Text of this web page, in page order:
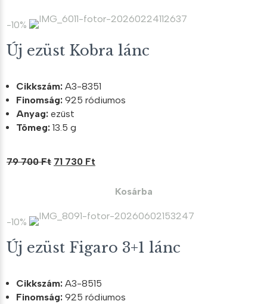
500 Ft.
950 Ft.
-10%
Új ezüst Kobra lánc
Cikkszám: A3-8351
Finomság: 925 ródiumos
Anyag: ezüst
Tömeg: 13.5 g
79 700Ft Original
700 Ft.
71 730 Ft
730 Ft.
Kosárba
-10%
Új ezüst Figaro 3+1 lánc
Cikkszám: A3-8515
Finomság: 925 ródiumos